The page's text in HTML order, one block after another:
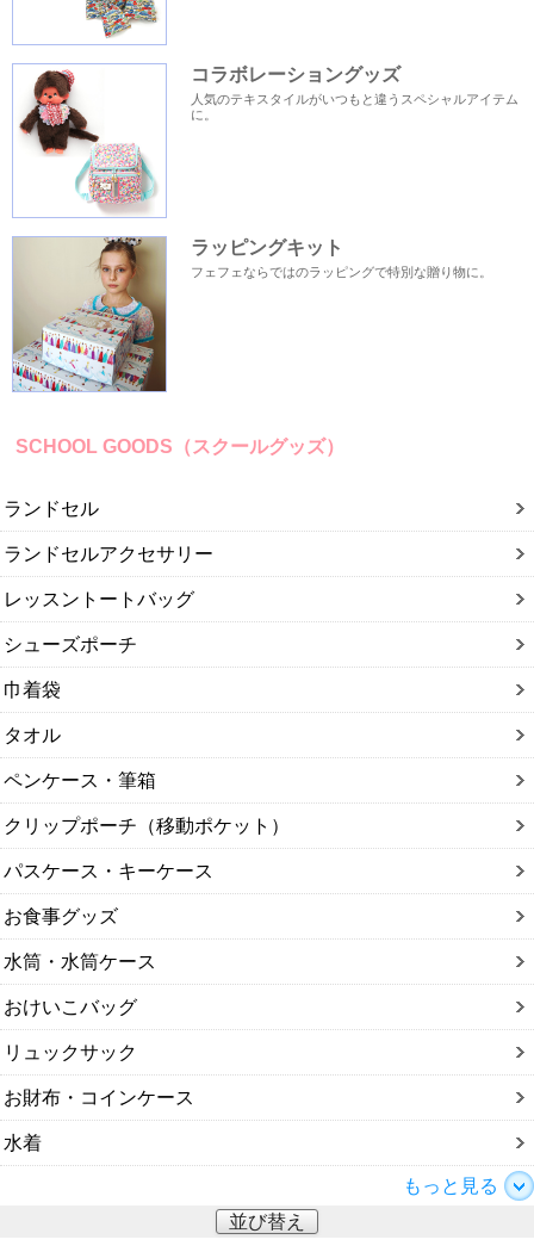
コラボレーショングッズ
人気のテキスタイルがいつもと違うスペシャルアイテム
に。
ラッピングキット
フェフェならではのラッピングで特別な贈り物に。
SCHOOL GOODS（スクールグッズ）
ランドセル
ランドセルアクセサリー
レッスントートバッグ
シューズポーチ
巾着袋
タオル
ペンケース・筆箱
クリップポーチ（移動ポケット）
パスケース・キーケース
お食事グッズ
水筒・水筒ケース
おけいこバッグ
リュックサック
お財布・コインケース
水着
もっと見る
並び替え